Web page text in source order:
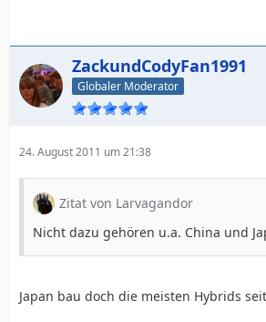
ZackundCodyFan1991
Globaler Moderator
24. August 2011 um 21:38
Zitat von Larvagandor
Nicht dazu gehören u.a. China und
Japan bau doch die meisten Hybrids